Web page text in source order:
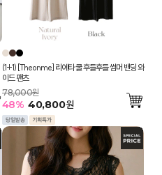
(1+1) [Theonme] 리에타 쿨 후들후들 썸머 밴딩 와
이드 팬츠
78,000원
48% 40,800원